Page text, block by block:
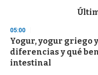
d
s
o
f
3
05:00
Yogur, yogur griego
diferencias y qué
intestinal